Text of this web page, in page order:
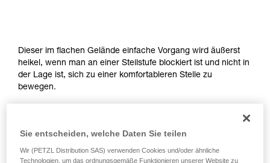
einem Profi, ob Sie in der Lage sind, den
Vorgang alleine sicher zu wiederholen, bevor
Sie ihn eigenständig durchführen.
Wir geben Beispiele für die mit Ihrer Aktivität
Dieser im flachen Gelände einfache Vorgang wird äußerst
heikel, wenn man an einer Steilstufe blockiert ist und nicht in
der Lage ist, sich zu einer komfortableren Stelle zu
bewegen.
In diesem Video zeigt uns Tony Lamiche, Steilwandskifahrer
und Petzl-Athlet, seine Methode.
Sie entscheiden, welche Daten Sie teilen
Wir (PETZL Distribution SAS) verwenden Cookies und/oder ähnliche
Technologien, um das ordnungsgemäße Funktionieren unserer Website zu